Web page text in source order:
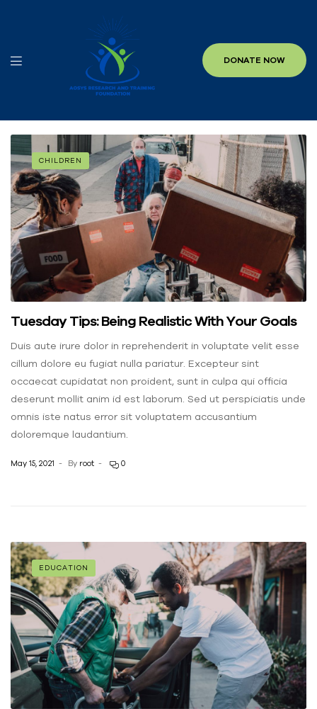
DONATE NOW
CHILDREN
Tuesday Tips: Being Realistic With Your Goals
Duis aute irure dolor in reprehenderit in voluptate velit esse
cillum dolore eu fugiat nulla pariatur. Excepteur sint
occaecat cupidatat non proident, sunt in culpa qui officia
deserunt mollit anim id est laborum. Sed ut perspiciatis unde
omnis iste natus error sit voluptatem accusantium
doloremque laudantium.
May 15, 2021 By root 0
EDUCATION